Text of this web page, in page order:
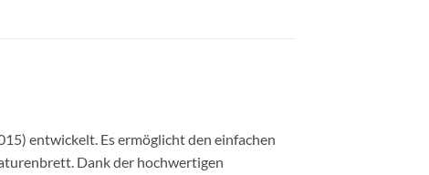
entwickelt. Es ermöglicht den einfachen
Dank der hochwertigen